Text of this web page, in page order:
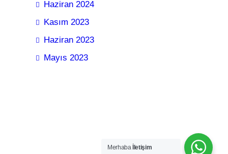
Haziran 2024
Kasım 2023
Haziran 2023
Mayıs 2023
Merhaba İletişim